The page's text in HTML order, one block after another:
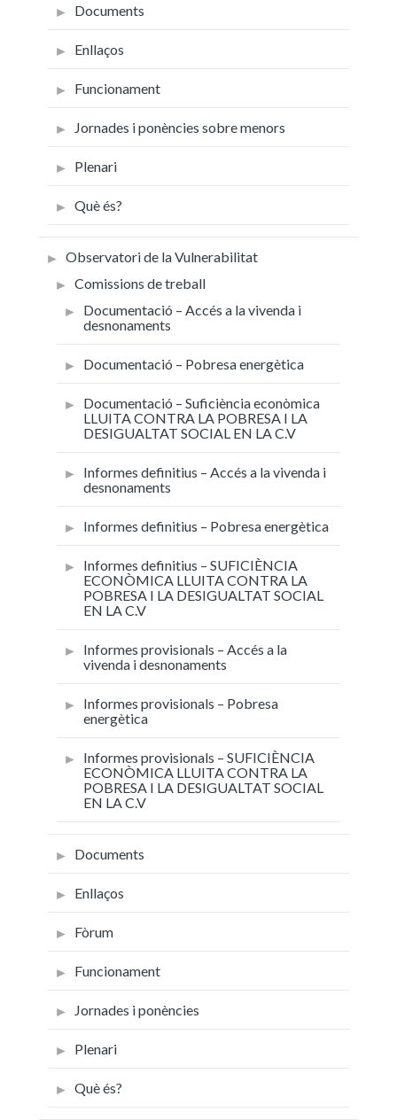
Documents
Enllaços
Funcionament
Jornades i ponències sobre menors
Plenari
Què és?
Observatori de la Vulnerabilitat
Comissions de treball
Documentació – Accés a la vivenda i
desnonaments
Documentació – Pobresa energètica
Documentació – Suficiència econòmica
LLUITA CONTRA LA POBRESA I LA
DESIGUALTAT SOCIAL EN LA C.V
Informes definitius – Accés a la vivenda i
desnonaments
Informes definitius – Pobresa energètica
Informes definitius – SUFICIÈNCIA
ECONÒMICA LLUITA CONTRA LA
POBRESA I LA DESIGUALTAT SOCIAL
EN LA C.V
Informes provisionals – Accés a la
vivenda i desnonaments
Informes provisionals – Pobresa
energètica
Informes provisionals – SUFICIÈNCIA
ECONÒMICA LLUITA CONTRA LA
POBRESA I LA DESIGUALTAT SOCIAL
EN LA C.V
Documents
Enllaços
Fòrum
Funcionament
Jornades i ponències
Plenari
Què és?